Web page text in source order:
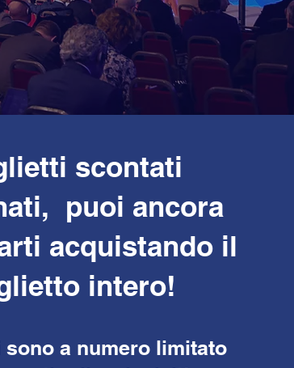
scontati
puoi ancora
acquistando il
intero!
a numero limitato